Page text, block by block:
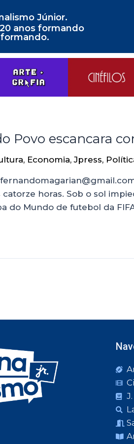
Júnior.
anos formando
Povo escancara
, Economia,Jpress,
catorze horas. Sob o sol
do Mundo de futebol da